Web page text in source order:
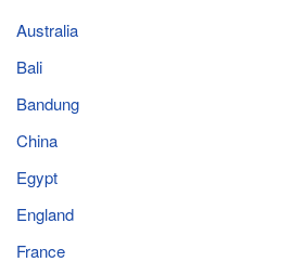
Australia
Bali
Bandung
China
Egypt
England
France